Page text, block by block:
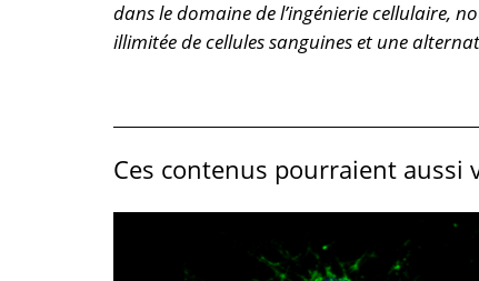
dans le domaine de l’ingénierie cellulaire,
illimitée de cellules sanguines et une
Ces contenus pourraient aussi